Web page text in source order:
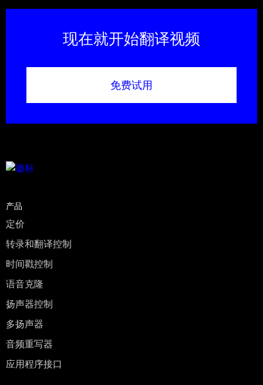
现在就开始翻译视频
免费试用
产品
定价
转录和翻译控制
时间戳控制
语音克隆
扬声器控制
多扬声器
音频重写器
应用程序接口